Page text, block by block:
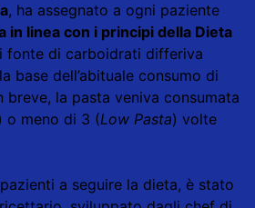
, ha assegnato a ogni paziente
in linea con i principi della Dieta
fonte di carboidrati differiva
base dell’abituale consumo di
breve, la pasta veniva consumata
o meno di 3 (Low Pasta) volte
a seguire la dieta, è stato